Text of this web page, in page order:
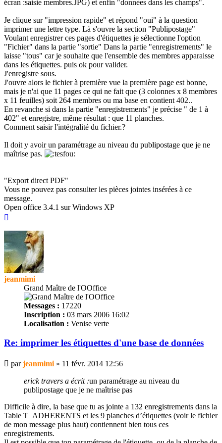
écran :saisie membres.JPG) et enfin "données dans les champs".
Je clique sur "impression rapide" et répond "oui" à la question
imprimer une lettre type. Là s'ouvre la section "Publipostage"
Voulant enregistrer ces pages d'étiquettes je sélectionne l'option
"Fichier" dans la partie "sortie" Dans la partie "enregistrements" le
laisse "tous" car je souhaite que l'ensemble des membres apparaisse
dans les étiquettes. puis ok pour valider.
J'enregistre sous.
J'ouvre alors le fichier à première vue la première page est bonne,
mais je n'ai que 11 pages ce qui ne fait que (3 colonnes x 8 membres
x 11 feuilles) soit 264 membres ou ma base en contient 402..
En revanche si dans la partie "enregistrements" je précise " de 1 à
402" et enregistre, même résultat : que 11 planches.
Comment saisir l'intégralité du fichier.?
Il doit y avoir un paramétrage au niveau du publipostage que je ne
maîtrise pas.
"Export direct PDF"
Vous ne pouvez pas consulter les pièces jointes insérées à ce
message.
Open office 3.4.1 sur Windows XP
jeanmimi
Grand Maître de l'OOffice
Messages : 17220
Inscription : 03 mars 2006 16:02
Localisation : Venise verte
Re: imprimer les étiquettes d'une base de données
Message
parjeanmimi » 11 févr. 2014 12:56
erick travers a écrit :un paramétrage au niveau du
publipostage que je ne maîtrise pas
Difficile à dire, la base que tu as jointe a 132 enregistrements dans la
Table T_ADHERENTS et les 9 planches d’étiquettes (voir le fichier
de mon message plus haut) contiennent bien tous ces
enregistrements.